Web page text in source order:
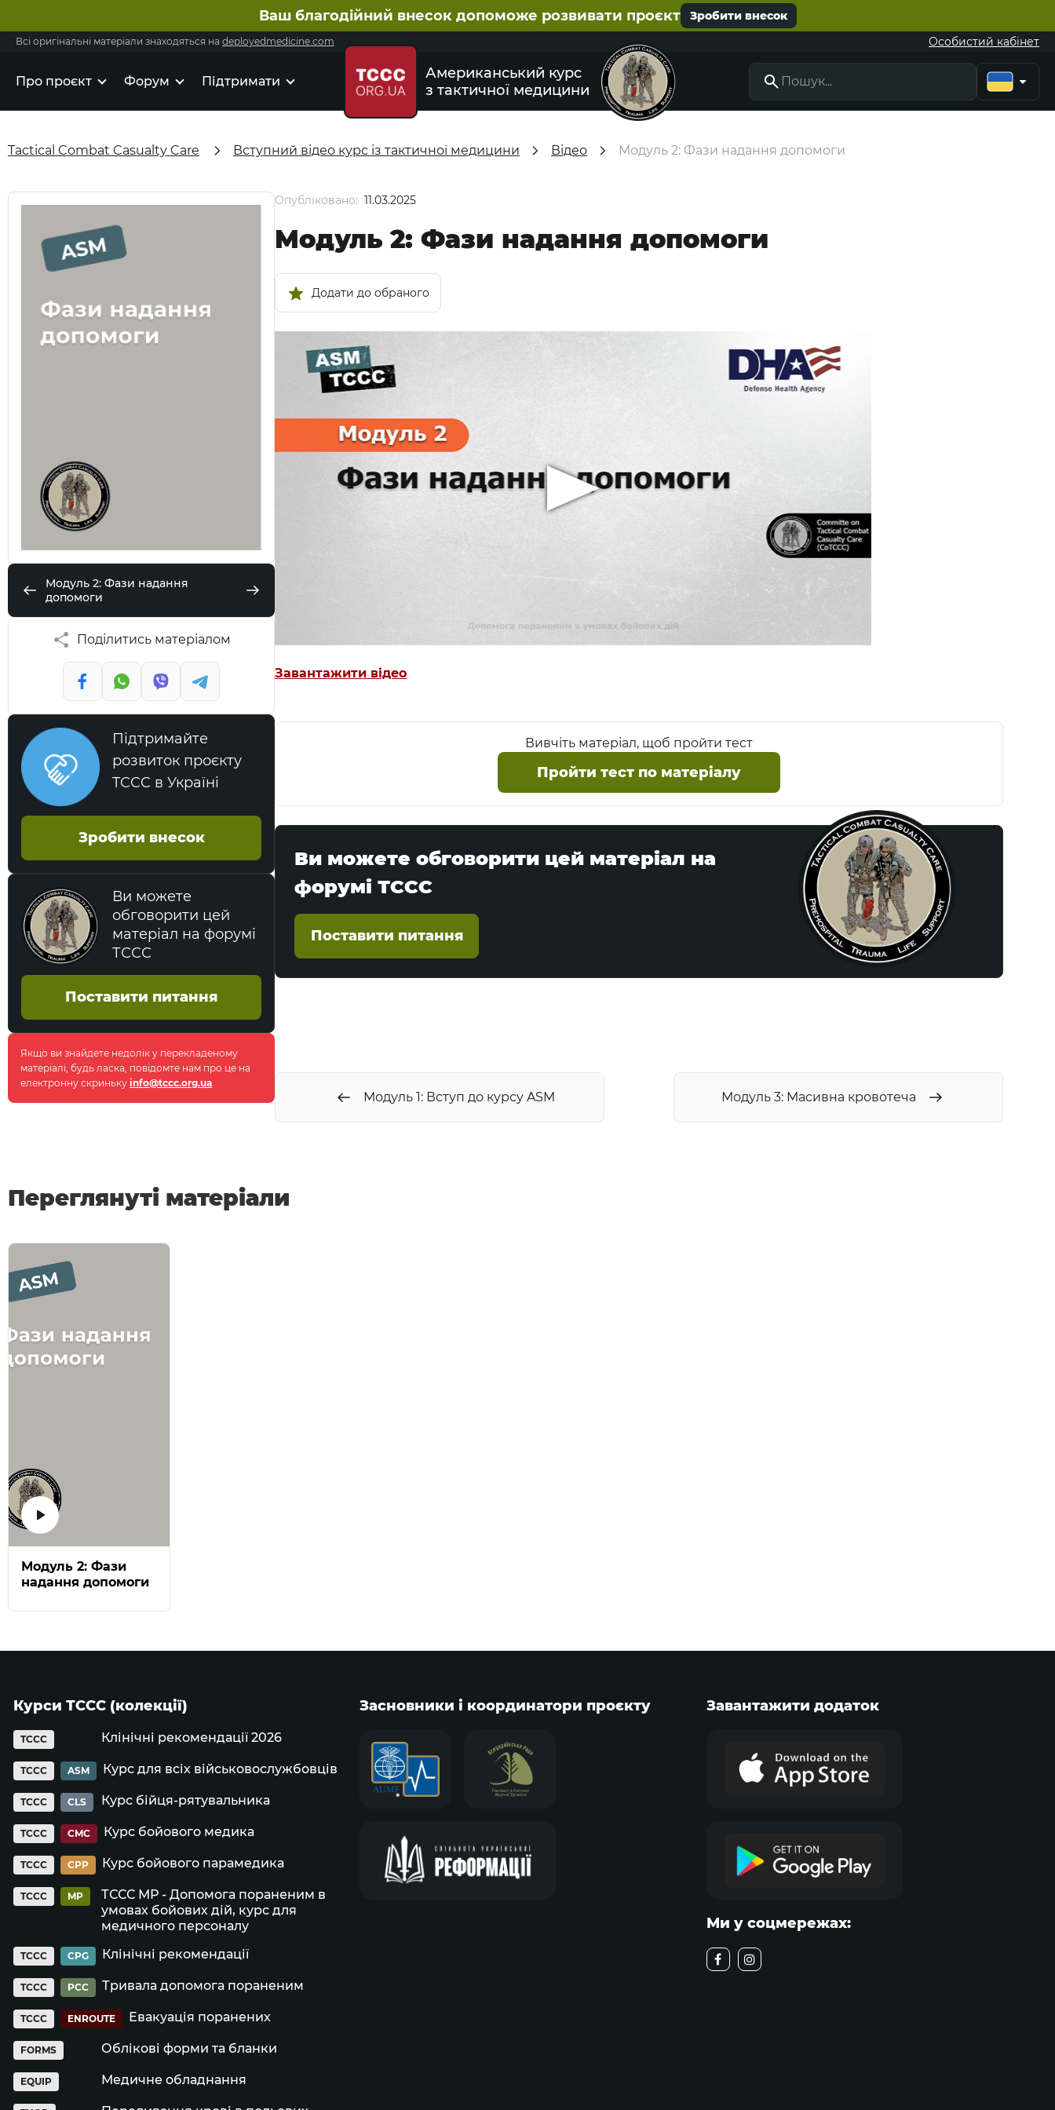
Ваш благодійний внесок допоможе розвивати проєкт Зробити внесок
Всі оригінальні матеріали знаходяться на deployedmedicine.com Особистий кабінет
Про проєкт Форум Підтримати
Американський курс
з тактичної медицини
Tactical Combat Casualty Care Вступний відео курс із тактичної медицини Відео Модуль 2: Фази надання допомоги
Модуль 2: Фази надання
допомоги
Поділитись матеріалом
Підтримайте
розвиток проєкту
TCCC в Україні
Зробити внесок
Ви можете
обговорити цей
матеріал на форумі
ТССС
Поставити питання
Якщо ви знайдете недолік у перекладеному
матеріалі, будь ласка, повідомте нам про це на
електронну скриньку info@tccc.org.ua
Опубліковано: 11.03.2025
Модуль 2: Фази надання допомоги
Додати до обраного
Завантажити відео
Вивчіть матеріал, щоб пройти тест
Пройти тест по матеріалу
Ви можете обговорити цей матеріал на
форумі ТССС
Поставити питання
Модуль 1: Вступ до курсу ASM Модуль 3: Масивна кровотеча
Переглянуті матеріали
Модуль 2: Фази
надання допомоги
Курси ТССС (колекції)
TCCC Клінічні рекомендації 2026
TCCC ASM Курс для всіх військовослужбовців
TCCC CLS Курс бійця-рятувальника
TCCC CMC Курс бойового медика
TCCC CPP Курс бойового парамедика
TCCC MP
ТССС МР - Допомога пораненим в
умовах бойових дій, курс для
медичного персоналу
TCCC CPG Клінічні рекомендації
TCCC PCC Тривала допомога пораненим
TCCC ENROUTE Евакуація поранених
FORMS Облікові форми та бланки
EQUIP Медичне обладнання
Засновники і координатори проєкту Завантажити додаток
Ми у соцмережах: